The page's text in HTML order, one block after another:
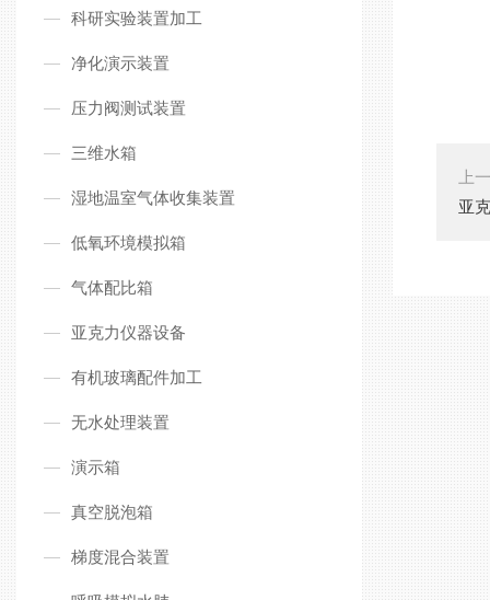
科研实验装置加工
净化演示装置
压力阀测试装置
三维水箱
湿地温室气体收集装置
低氧环境模拟箱
气体配比箱
亚克力仪器设备
有机玻璃配件加工
无水处理装置
演示箱
真空脱泡箱
梯度混合装置
上
亚